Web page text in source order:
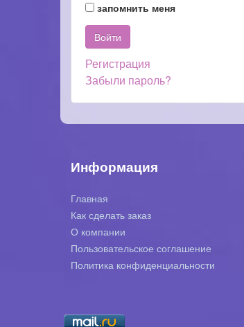
запомнить меня
Регистрация
Забыли пароль?
Информация
Главная
Как сделать заказ
О компании
Пользовательское соглашение
Политика конфиденциальности